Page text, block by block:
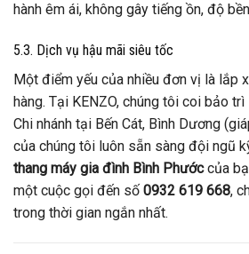
hành êm ái, không gây tiếng ồn, độ
5.3. Dịch vụ hậu mãi siêu tốc
Một điểm yếu của nhiều đơn vị là lắp
hàng. Tại KENZO, chúng tôi coi bảo
Chi nhánh tại Bến Cát, Bình Dương
của chúng tôi luôn sẵn sàng đội ngũ
thang máy gia đình Bình Phướccủa
một cuộc gọi đến số 0932 619 668,
trong thời gian ngắn nhất.